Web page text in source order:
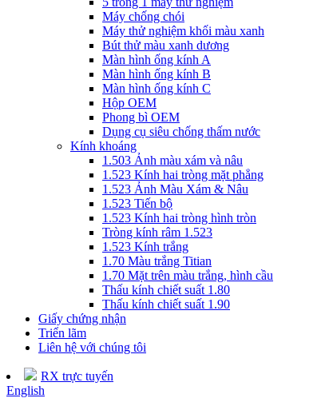
Máy chống chói
Máy thử nghiệm khối màu xanh
Bút thử màu xanh dương
Màn hình ống kính A
Màn hình ống kính B
Màn hình ống kính C
Hộp OEM
Phong bì OEM
Dụng cụ siêu chống thấm nước
Kính khoáng
1.503 Ảnh màu xám và nâu
1.523 Kính hai tròng mặt phẳng
1.523 Ảnh Màu Xám & Nâu
1.523 Tiến bộ
1.523 Kính hai tròng hình tròn
Tròng kính râm 1.523
1.523 Kính trắng
1.70 Màu trắng Titian
1.70 Mặt trên màu trắng, hình cầu
Thấu kính chiết suất 1.80
Thấu kính chiết suất 1.90
Giấy chứng nhận
Triển lãm
Liên hệ với chúng tôi
RX trực tuyến
English